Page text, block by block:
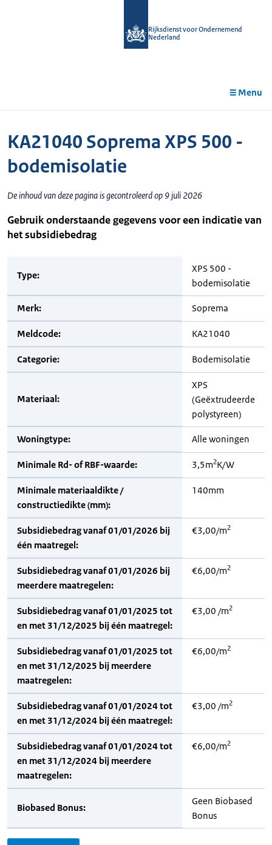
Rijksdienst voor Ondernemend
Nederland
Menu
KA21040 Soprema XPS 500 -
bodemisolatie
De inhoud van deze pagina is gecontroleerd op 9 juli 2026
Gebruik onderstaande gegevens voor een indicatie van
het subsidiebedrag
Type:
XPS 500 -
bodemisolatie
Merk: Soprema
Meldcode: KA21040
Categorie: Bodemisolatie
Materiaal:
XPS
(Geëxtrudeerde
polystyreen)
Woningtype: Alle woningen
Minimale Rd- of RBF-waarde: 3,5m2K/W
Minimale materiaaldikte /
constructiedikte (mm):
140mm
Subsidiebedrag vanaf 01/01/2026 bij
één maatregel:
€3,00/m2
Subsidiebedrag vanaf 01/01/2026 bij
meerdere maatregelen:
€6,00/m2
Subsidiebedrag vanaf 01/01/2025 tot
en met 31/12/2025 bij één maatregel:
€3,00 /m2
Subsidiebedrag vanaf 01/01/2025 tot
en met 31/12/2025 bij meerdere
maatregelen:
€6,00/m2
Subsidiebedrag vanaf 01/01/2024 tot
en met 31/12/2024 bij één maatregel:
€3,00 /m2
Subsidiebedrag vanaf 01/01/2024 tot
en met 31/12/2024 bij meerdere
maatregelen:
€6,00/m2
Biobased Bonus:
Geen Biobased
Bonus